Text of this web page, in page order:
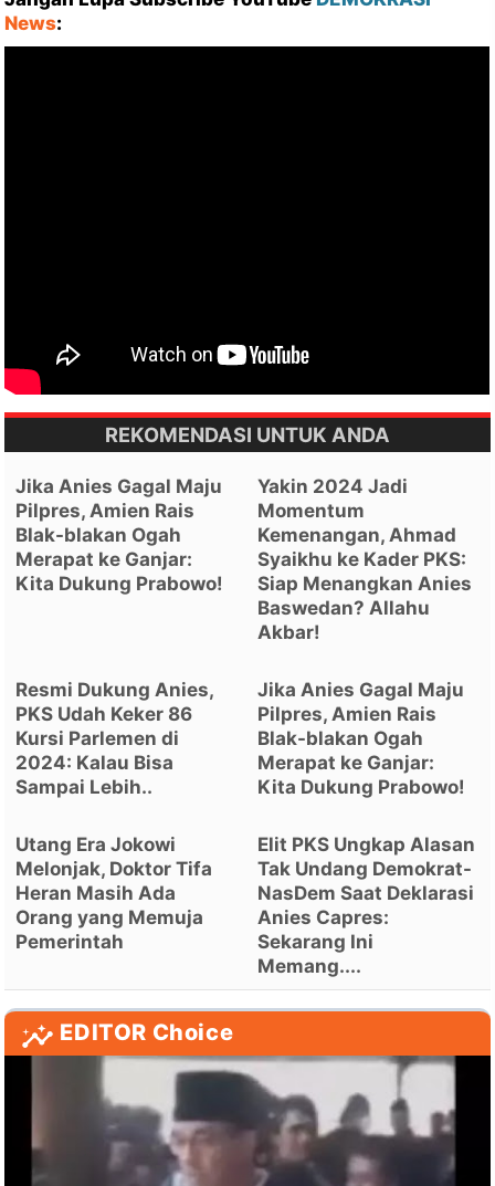
News:
REKOMENDASI UNTUK ANDA
Jika Anies Gagal Maju
Pilpres, Amien Rais
Blak-blakan Ogah
Merapat ke Ganjar:
Kita Dukung Prabowo!
Yakin 2024 Jadi
Momentum
Kemenangan, Ahmad
Syaikhu ke Kader PKS:
Siap Menangkan Anies
Baswedan? Allahu
Akbar!
Resmi Dukung Anies,
PKS Udah Keker 86
Kursi Parlemen di
2024: Kalau Bisa
Sampai Lebih..
Jika Anies Gagal Maju
Pilpres, Amien Rais
Blak-blakan Ogah
Merapat ke Ganjar:
Kita Dukung Prabowo!
Utang Era Jokowi
Melonjak, Doktor Tifa
Heran Masih Ada
Orang yang Memuja
Pemerintah
Elit PKS Ungkap Alasan
Tak Undang Demokrat-
NasDem Saat Deklarasi
Anies Capres:
Sekarang Ini
Memang....
EDITOR Choice